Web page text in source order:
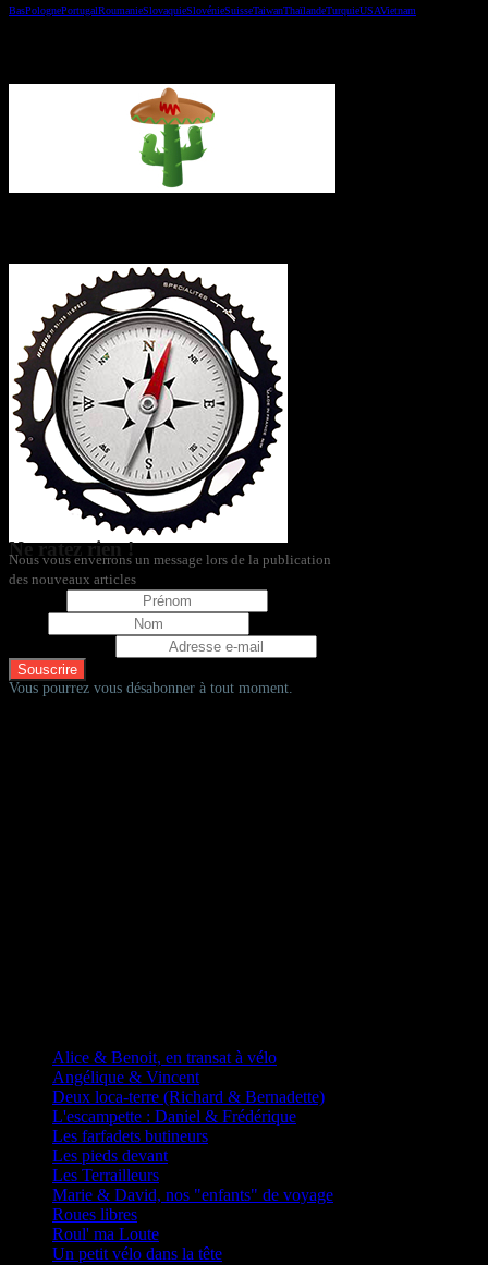
BasPolognePortugalRoumanieSlovaquieSlovénieSuisseTaiwanThaïlandeTurquieUSAVietnam
Ne ratez rien !
Nous vous enverrons un message lors de la publication
des nouveaux articles
Vous pourrez vous désabonner à tout moment.
Alice & Benoit, en transat à vélo
Angélique & Vincent
Deux loca-terre (Richard & Bernadette)
L'escampette : Daniel & Frédérique
Les farfadets butineurs
Les pieds devant
Les Terrailleurs
Marie & David, nos "enfants" de voyage
Roues libres
Roul' ma Loute
Un petit vélo dans la tête